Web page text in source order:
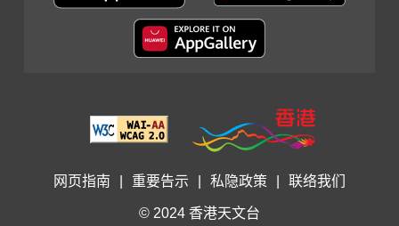
网页指南 重要告示 私隐政策 联络我们
© 2024 香港天文台